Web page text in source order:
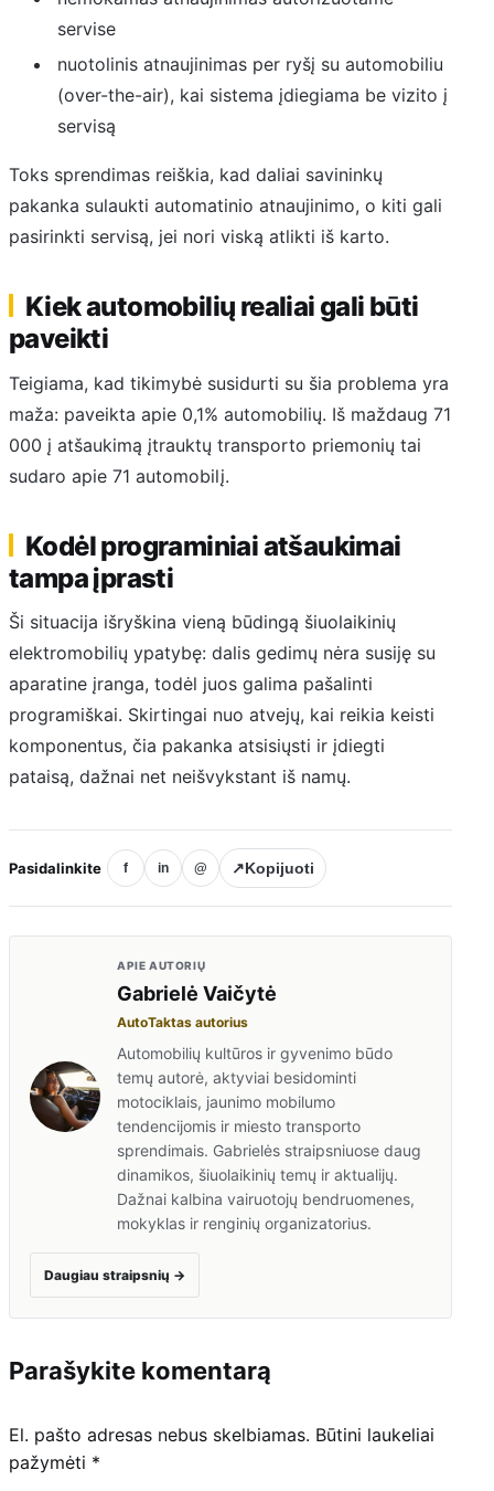
servise
nuotolinis atnaujinimas per ryšį su automobiliu
(over-the-air), kai sistema įdiegiama be vizito į
servisą
Toks sprendimas reiškia, kad daliai savininkų
pakanka sulaukti automatinio atnaujinimo, o kiti gali
pasirinkti servisą, jei nori viską atlikti iš karto.
Kiek automobilių realiai gali būti
paveikti
Teigiama, kad tikimybė susidurti su šia problema yra
maža: paveikta apie 0,1% automobilių. Iš maždaug 71
000 į atšaukimą įtrauktų transporto priemonių tai
sudaro apie 71 automobilį.
Kodėl programiniai atšaukimai
tampa įprasti
Ši situacija išryškina vieną būdingą šiuolaikinių
elektromobilių ypatybę: dalis gedimų nėra susiję su
aparatine įranga, todėl juos galima pašalinti
programiškai. Skirtingai nuo atvejų, kai reikia keisti
komponentus, čia pakanka atsisiųsti ir įdiegti
pataisą, dažnai net neišvykstant iš namų.
Pasidalinkite f in @ ↗Kopijuoti
APIE AUTORIŲ
Gabrielė Vaičytė
AutoTaktas autorius
Automobilių kultūros ir gyvenimo būdo
temų autorė, aktyviai besidominti
motociklais, jaunimo mobilumo
tendencijomis ir miesto transporto
sprendimais. Gabrielės straipsniuose daug
dinamikos, šiuolaikinių temų ir aktualijų.
Dažnai kalbina vairuotojų bendruomenes,
mokyklas ir renginių organizatorius.
Daugiau straipsnių →
Parašykite komentarą
El. pašto adresas nebus skelbiamas. Būtini laukeliai
pažymėti *